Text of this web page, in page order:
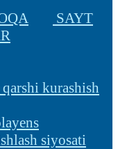
SAYT
kurashish
siyosati